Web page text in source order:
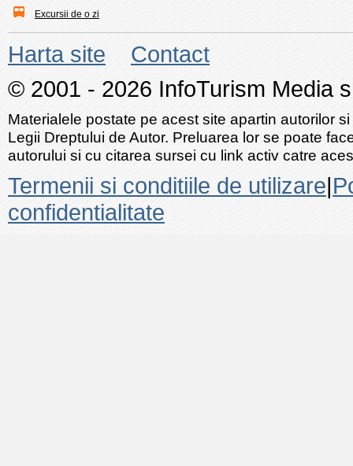
Excursii de o zi
Harta site
Contact
© 2001 - 2026 InfoTurism Media
Materialele postate pe acest site apartin autorilor
Legii Dreptului de Autor. Preluarea lor se poate
autorului si cu citarea sursei cu link activ catre
Termenii si conditiile de utilizare|
confidentialitate